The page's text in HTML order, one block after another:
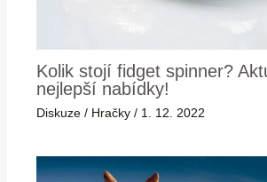
Kolik stojí fidget spinner?
nejlepší nabídky!
Diskuze / Hračky / 1. 12. 2022